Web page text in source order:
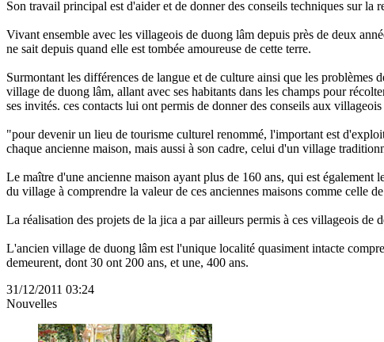
Son travail principal est d'aider et de donner des conseils techniques sur
Vivant ensemble avec les villageois de duong lâm depuis près de deux
ne sait depuis quand elle est tombée amoureuse de cette terre.
Surmontant les différences de langue et de culture ainsi que les
village de duong lâm, allant avec ses habitants dans les champs pour
ses invités. ces contacts lui ont permis de donner des conseils aux
"pour devenir un lieu de tourisme culturel renommé, l'important est
chaque ancienne maison, mais aussi à son cadre, celui d'un village
Le maître d'une ancienne maison ayant plus de 160 ans, qui est
du village à comprendre la valeur de ces anciennes maisons comme celle
La réalisation des projets de la jica a par ailleurs permis à ces villageois
L'ancien village de duong lâm est l'unique localité quasiment intacte
demeurent, dont 30 ont 200 ans, et une, 400 ans.
31/12/2011 03:24
Nouvelles